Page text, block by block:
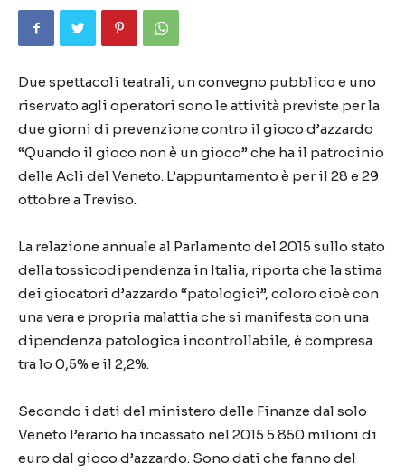
Due spettacoli teatrali, un convegno pubblico e uno
riservato agli operatori sono le attività previste per la
due giorni di prevenzione contro il gioco d’azzardo
“Quando il gioco non è un gioco” che ha il patrocinio
delle Acli del Veneto. L’appuntamento è per il 28 e 29
ottobre a Treviso.
La relazione annuale al Parlamento del 2015 sullo stato
della tossicodipendenza in Italia, riporta che la stima
dei giocatori d’azzardo “patologici”, coloro cioè con
una vera e propria malattia che si manifesta con una
dipendenza patologica incontrollabile, è compresa
tra lo 0,5% e il 2,2%.
Secondo i dati del ministero delle Finanze dal solo
Veneto l’erario ha incassato nel 2015 5.850 milioni di
euro dal gioco d’azzardo. Sono dati che fanno del